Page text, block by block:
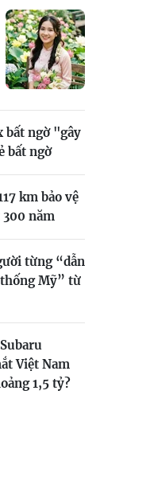
bất ngờ "gây
bất ngờ
km bảo vệ
300 năm
từng “dẫn
Mỹ” từ
Việt Nam
1,5 tỷ?